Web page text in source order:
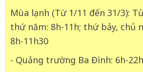
Mùa lạnh (Từ 1/11 đến 31/3):
thứ năm: 8h-11h; thứ bảy, chủ
8h-11h30
- Quảng trường Ba Đình: 6h-